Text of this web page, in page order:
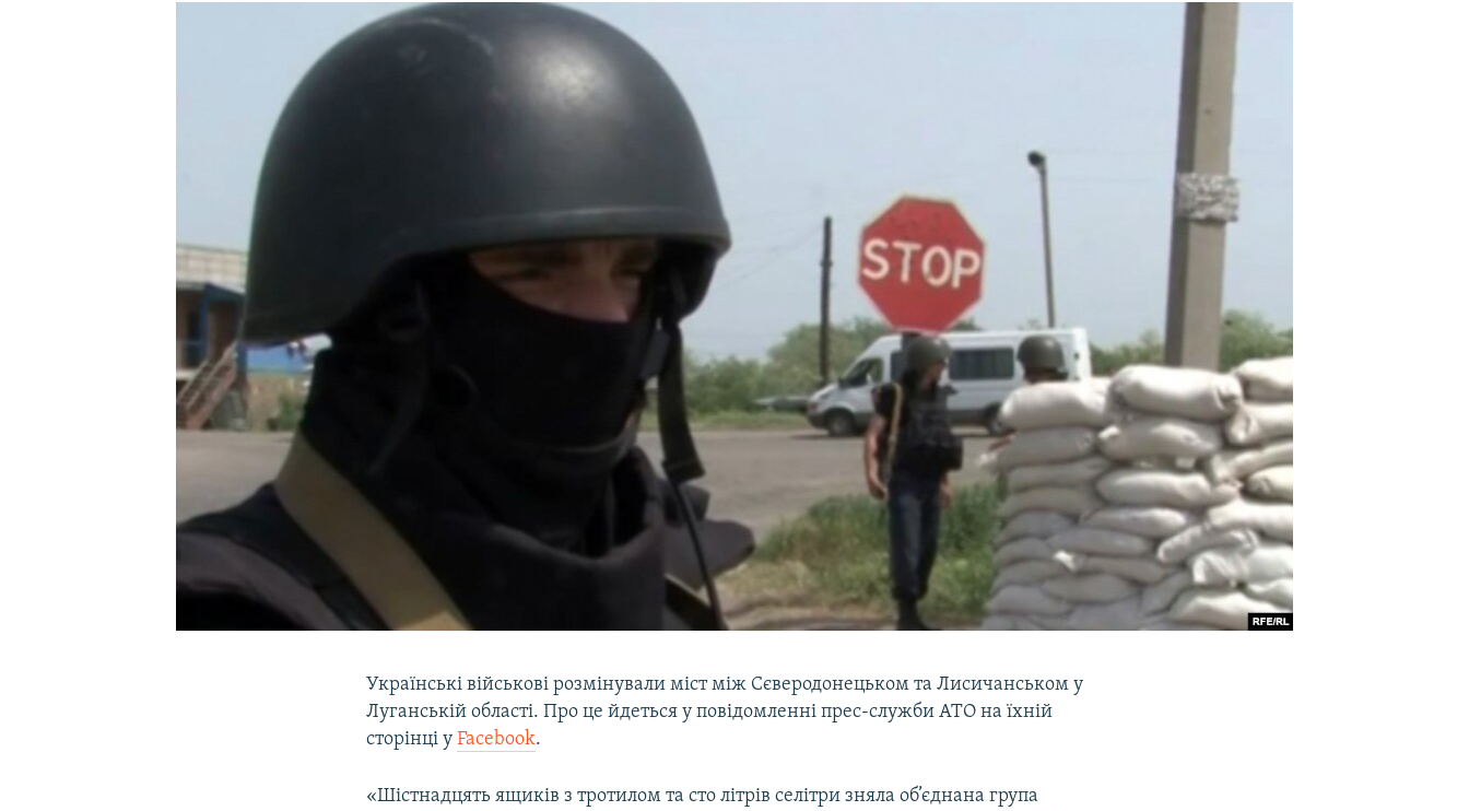
Українські військові розмінували міст між Сєверодонецьком та Лисичанськом у
Луганській області. Про це йдеться у повідомленні прес-служби АТО на їхній
сторінці уFacebook.
«Шістнадцять ящиків з тротилом та сто літрів селітри зняла об’єднана група